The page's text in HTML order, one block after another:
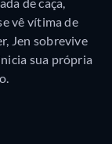
vê vítima de
Jen sobrevive
sua própria